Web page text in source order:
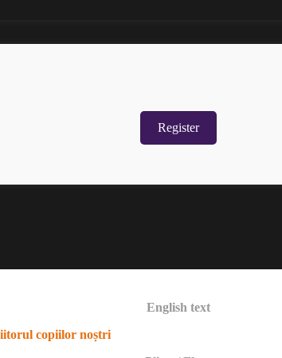
Register
English text
copiilor noștri